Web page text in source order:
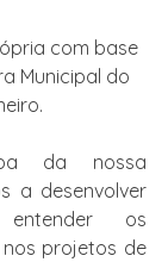
com base
Municipal do
da nossa
a desenvolver
os
projetos de